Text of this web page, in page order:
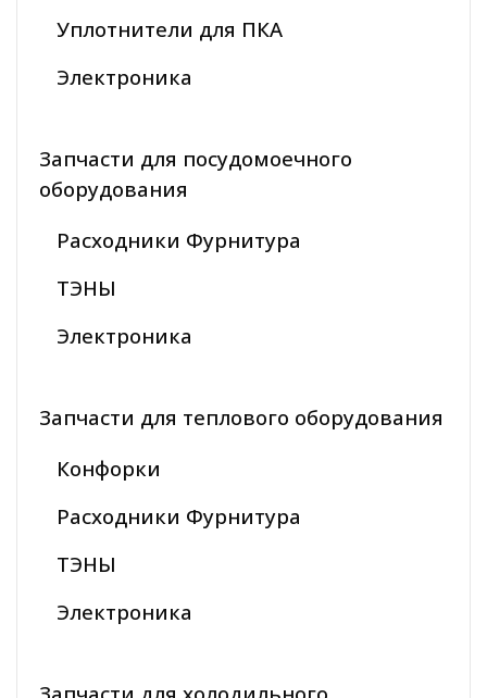
Уплотнители для ПКА
Электроника
Запчасти для посудомоечного
оборудования
Расходники Фурнитура
ТЭНЫ
Электроника
Запчасти для теплового оборудования
Конфорки
Расходники Фурнитура
ТЭНЫ
Электроника